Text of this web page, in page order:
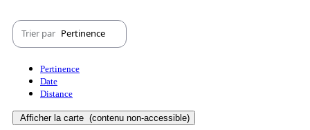
Trier par Pertinence
Pertinence
Date
Distance
Afficher la carte (contenu non-accessible)